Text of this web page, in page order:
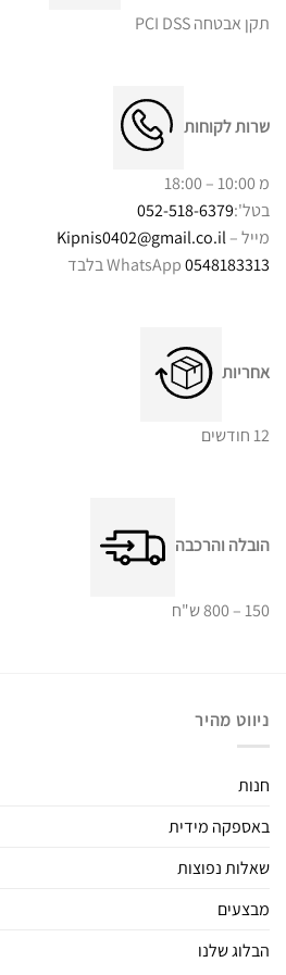
תקן אבטחה PCI DSS
שרות לקוחות
מ 10:00 – 18:00
בטל':052-518-6379
מייל –Kipnis0402@gmail.co.il
0548183313
אחריות
12 חודשים
הובלה והרכבה
150 – 800 ש"ח
ניווט מהיר
חנות
באספקה מידית
שאלות נפוצות
מבצעים
הבלוג שלנו